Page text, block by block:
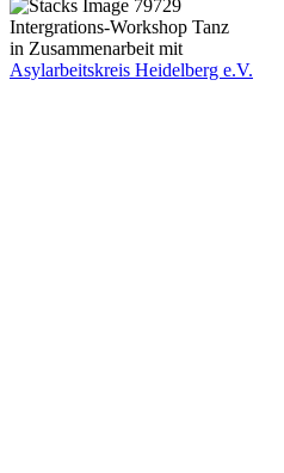
Intergrations-Workshop Tanz
in Zusammenarbeit mit
Asylarbeitskreis Heidelberg e.V.